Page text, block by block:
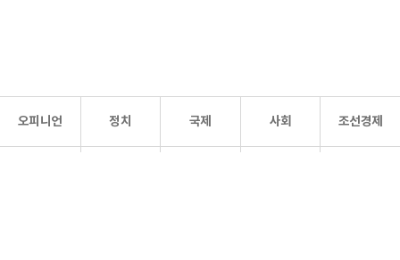
오피니언 정치 국제 사회 조선경제